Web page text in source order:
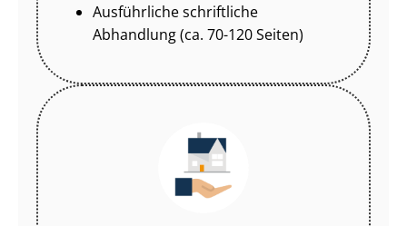
Ausführliche schriftliche
Abhandlung (ca. 70-120 Seiten)